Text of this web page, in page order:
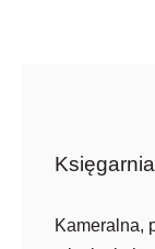
Kameralna,